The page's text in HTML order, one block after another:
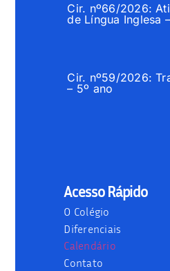
Cir. nº66/2026:
de Língua Inglesa
Cir. nº59/2026:
– 5º ano
Acesso Rápido
O Colégio
Diferenciais
Calendário
Contato